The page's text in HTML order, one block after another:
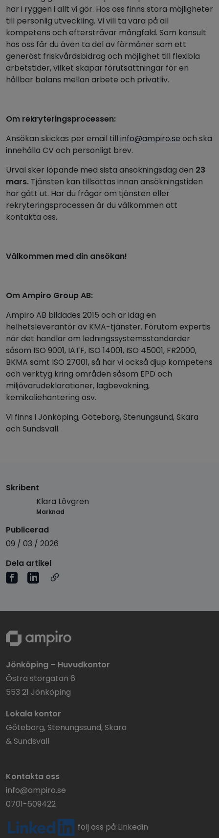
har i ryggen i allt vi gör. Hos oss finns stora möjligheter
till personlig utveckling. Vi vill ta vara på all
kompetens och eftersträvar mångfald. Som konsult
hos oss får du även ta del av förmåner som ett
generöst friskvårdsbidrag och möjlighet till flexibla
arbetstider, vilket skapar förutsättningar för en
hållbar balans mellan arbete och privatliv.
Om rekryteringsprocessen:
Ansökan skickas per email till info@ampiro.se och ska
innehålla CV och personligt brev.
Urval sker löpande med sista ansökningsdag den 23
mars. Tjänsten kan tillsättas innan ansökningstiden
har gått ut. Har du frågor om tjänsten eller
rekryteringsprocessen är du välkommen att
kontakta oss.
Välkommen med din ansökan!
Om Ampiro Group AB:
Ampiro AB bildades 2015 och är idag en
helhetsleverantör av KMA-tjänster. Förutom expertis
när det handlar om ledningssystemsstandarder
såsom ISO 9001, IATF, ISO 14001, ISO 45001, FR2000,
BKMA samt ISO 27001, så har vi också djup kompetens
och verktyg kring områden såsom EPD och
miljövarudeklarationer, lagbevakning,
kemikaliehantering osv.
Vi finns i Jönköping, Göteborg, Stenungsund, Skara
och Sundsvall.
Skribent
Klara Lövgren
Marknad
Publicerad
09 / 03 / 2026
Dela artikel
Jönköping – Huvudkontor
Östra storgatan 6
553 21 Jönköping
Lokala kontor
Göteborg, Stenungssund, Skara
& Sundsvall
Kontakta oss
info@ampiro.se
0701-609422
följ oss på Linkedin